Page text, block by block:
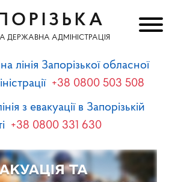
ДЕРЖАВНА АДМІНІСТРАЦІЯ
лінія Запорізької обласної
+38 0800 503 508
з евакуації в Запорізькій
+38 0800 331 630